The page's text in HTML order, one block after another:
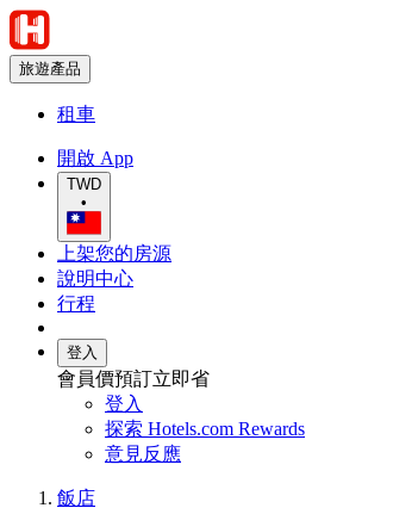
旅遊產品
租車
開啟 App
TWD
•
上架您的房源
說明中心
行程
登入
會員價預訂立即省
登入
探索 Hotels.com Rewards
意見反應
飯店